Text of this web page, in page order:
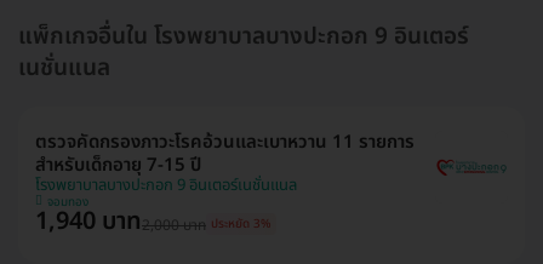
แพ็กเกจอื่นใน โรงพยาบาลบางปะกอก 9 อินเตอร์
เนชั่นแนล
ตรวจคัดกรองภาวะโรคอ้วนและเบาหวาน 11 รายการ
สำหรับเด็กอายุ 7-15 ปี
โรงพยาบาลบางปะกอก 9 อินเตอร์เนชั่นแนล
จอมทอง
1,940 บาท2,000 บาท ประหยัด 3%